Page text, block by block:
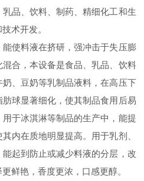
品、饮料、制药、精细化工和生
术开发。
能使料液在挤研，强冲击于失压膨
合，本设备是食品、乳品、饮料
、豆奶等乳制品液料，在高压下
球显著细化，使其制品食用后易
于冰淇淋等制品的生产中，能提
内在质地明显提高。用于乳剂、
起到防止或减少料液的分层，改
鲜艳，香度更浓，口感更醇。